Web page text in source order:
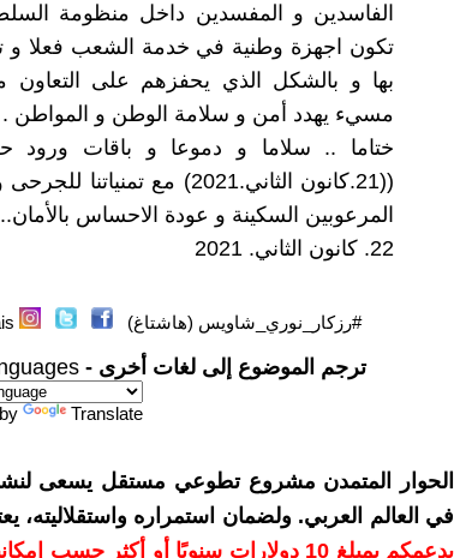
الفاسدين و المفسدين داخل منظومة
تكون اجهزة وطنية في خدمة الشعب فعلا و
بها و بالشكل الذي يحفزهم على
مسيء يهدد أمن و سلامة الوطن و المواطن .
ختاما .. سلاما و دموعا و باقات ورود
((21.كانون الثاني.2021) مع
المرعوبين السكينة و عودة الاحساس بالأمان..
22. كانون الثاني. 2021
#رزكار_نوري_شاويس (هاشتاغ)
ترجم الموضوع إلى لغات أخرى -
Translate
الحوار المتمدن مشروع تطوعي مستقل يسعى لنشر
في العالم العربي. ولضمان استمراره
بدعمكم بمبلغ 10 دولارات سنويًا أو أكثر